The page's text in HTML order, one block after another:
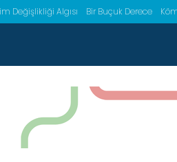
Değişlikliği Algısı Bir Buçuk Derece